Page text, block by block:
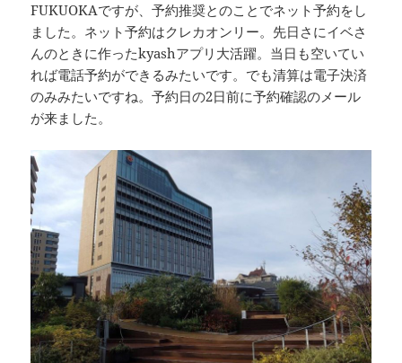
FUKUOKAですが、予約推奨とのことでネット予約をし
ました。ネット予約はクレカオンリー。先日さにイベさ
んのときに作ったkyashアプリ大活躍。当日も空いてい
れば電話予約ができるみたいです。でも清算は電子決済
のみみたいですね。予約日の2日前に予約確認のメール
が来ました。